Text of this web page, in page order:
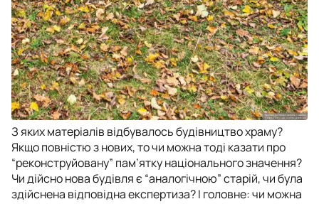
З яких матеріалів відбувалось будівництво храму?
Якщо повністю з нових, то чи можна тоді казати про
“реконструйовану” пам’ятку національного значення?
Чи дійсно нова будівля є “аналогічною” старій, чи була
здійснена відповідна експертиза? І головне: чи можна